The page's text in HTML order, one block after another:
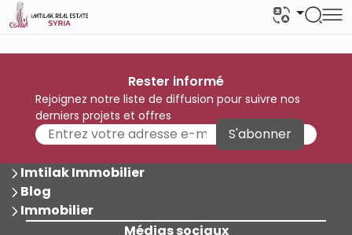
Rester informé
Rejoignez notre liste de diffusion pour suivre nos
derniers projets et offres
S'abonner
Imtilak Immobilier
Blog
Immobilier
Médias sociaux